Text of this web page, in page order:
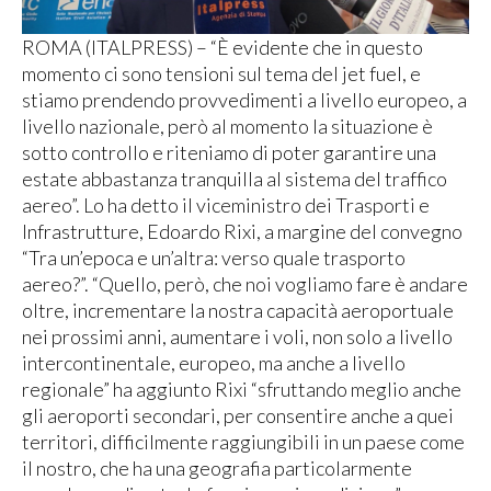
ROMA (ITALPRESS) – “È evidente che in questo
momento ci sono tensioni sul tema del jet fuel, e
stiamo prendendo provvedimenti a livello europeo, a
livello nazionale, però al momento la situazione è
sotto controllo e riteniamo di poter garantire una
estate abbastanza tranquilla al sistema del traffico
aereo”. Lo ha detto il viceministro dei Trasporti e
Infrastrutture, Edoardo Rixi, a margine del convegno
“Tra un’epoca e un’altra: verso quale trasporto
aereo?”. “Quello, però, che noi vogliamo fare è andare
oltre, incrementare la nostra capacità aeroportuale
nei prossimi anni, aumentare i voli, non solo a livello
intercontinentale, europeo, ma anche a livello
regionale” ha aggiunto Rixi “sfruttando meglio anche
gli aeroporti secondari, per consentire anche a quei
territori, difficilmente raggiungibili in un paese come
il nostro, che ha una geografia particolarmente